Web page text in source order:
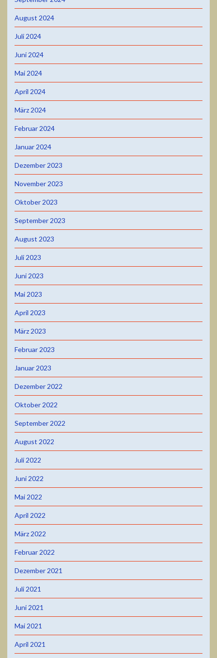
August 2024
Juli 2024
Juni 2024
Mai 2024
April 2024
März 2024
Februar 2024
Januar 2024
Dezember 2023
November 2023
Oktober 2023
September 2023
August 2023
Juli 2023
Juni 2023
Mai 2023
April 2023
März 2023
Februar 2023
Januar 2023
Dezember 2022
Oktober 2022
September 2022
August 2022
Juli 2022
Juni 2022
Mai 2022
April 2022
März 2022
Februar 2022
Dezember 2021
Juli 2021
Juni 2021
Mai 2021
April 2021